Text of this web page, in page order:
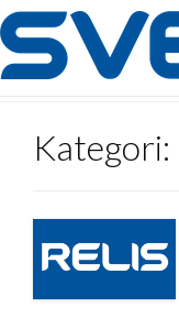
Skip
to
content
Kategori: